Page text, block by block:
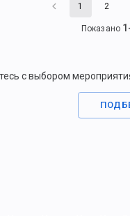
1 2
Показано 1
с выбором